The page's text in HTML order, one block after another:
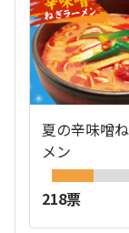
夏の辛味噌
メン
218票